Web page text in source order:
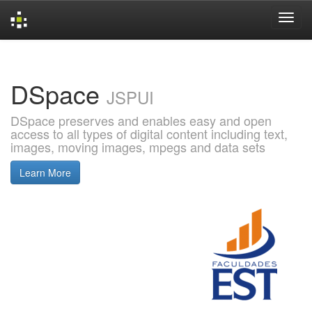
DSpace JSPUI
DSpace preserves and enables easy and open
access to all types of digital content including text,
images, moving images, mpegs and data sets
Learn More